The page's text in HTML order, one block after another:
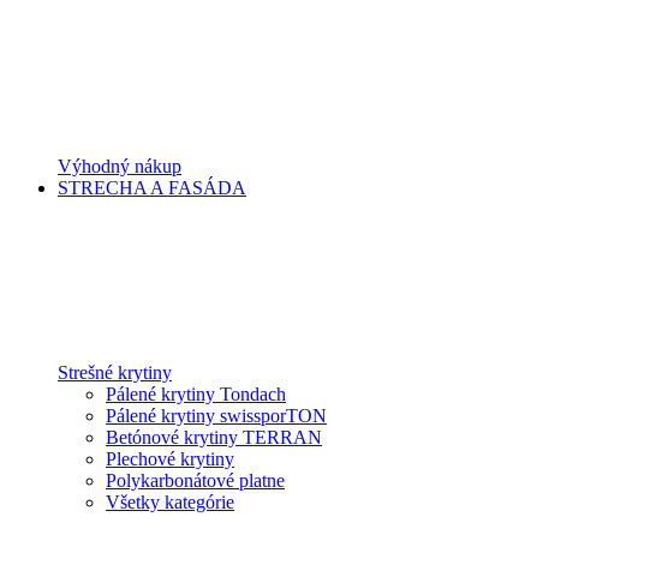
Výhodný nákup
STRECHA A FASÁDA
Strešné krytiny
Pálené krytiny Tondach
Pálené krytiny swissporTON
Betónové krytiny TERRAN
Plechové krytiny
Polykarbonátové platne
Všetky kategórie